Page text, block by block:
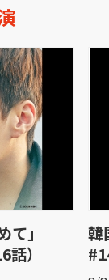
」
）
韓
［